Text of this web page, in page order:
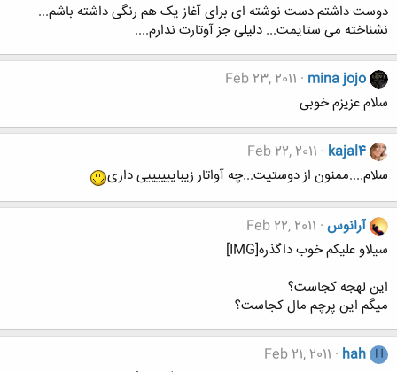
دوست داشتم دست نوشته ای برای آغاز یک هم رنگی داشته باشم...
نشناخته می ستایمت... دلیلی جز آوتارت ندارم....
mina jojo
Feb 23, 2011
سلام عزیزم خوبی
kajal4
Feb 22, 2011
سلام....ممنون از دوستیت...چه آواتار زیباییییییی داری
آرانوس Feb 22, 2011
سیلاو علیکم خوب داگذره[IMG]
این لهجه کجاست؟
میگم این پرچم مال کجاست؟
H
hah
Feb 21, 2011